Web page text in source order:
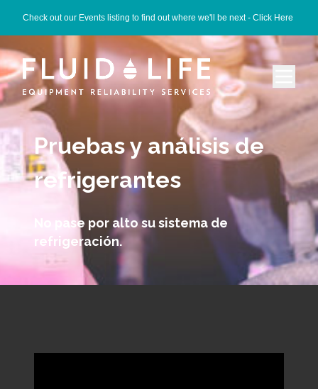
Check out our Events listing to find out where we'll be next - Click Here
Pruebas y análisis de
refrigerantes
No pase por alto su sistema de
refrigeración.